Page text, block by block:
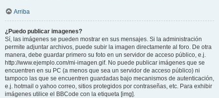
Arriba
¿Puedo publicar imagenes?
Sí, las imágenes se pueden mostrar en sus mensajes. Si la administración
permite adjuntar archivos, puede subir la imagen directamente al foro. De otra
manera, debe guardar primero su foto en un servidor de acceso público, e.j.
http://www.ejemplo.com/mi-imagen.gif. No puede publicar imágenes que se
encuentren en su PC (a menos que sea un servidor de acceso público) ni
tampoco las que se encuentren guardadas bajo mecanismos de autenticación,
e.j. hotmail o yahoo correo, sitios protegidos por contraseñas, etc. Para exhibir
imágenes utilice el BBCode con la etiqueta [img].